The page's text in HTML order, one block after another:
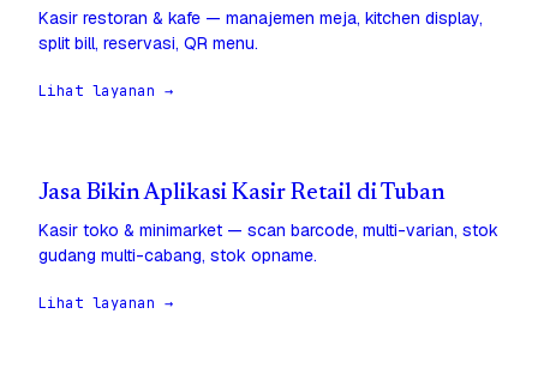
Kasir restoran & kafe — manajemen meja, kitchen display,
split bill, reservasi, QR menu.
Lihat layanan →
Jasa Bikin Aplikasi Kasir Retail di Tuban
Kasir toko & minimarket — scan barcode, multi-varian, stok
gudang multi-cabang, stok opname.
Lihat layanan →